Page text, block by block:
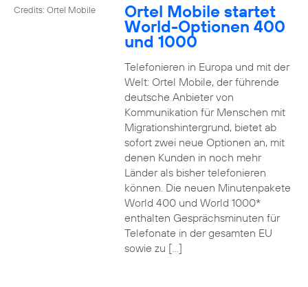
Credits: Ortel Mobile Ortel Mobile startet
World-Optionen 400
und 1000
Telefonieren in Europa und mit der
Welt: Ortel Mobile, der führende
deutsche Anbieter von
Kommunikation für Menschen mit
Migrationshintergrund, bietet ab
sofort zwei neue Optionen an, mit
denen Kunden in noch mehr
Länder als bisher telefonieren
können. Die neuen Minutenpakete
World 400 und World 1000*
enthalten Gesprächsminuten für
Telefonate in der gesamten EU
sowie zu […]